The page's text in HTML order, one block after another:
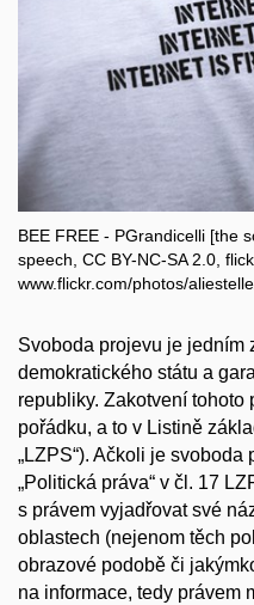
BEE FREE - PGrandicelli [the
speech, CC BY-NC-SA 2.0,
www.flickr.com/photos/
Svoboda projevu je jedním
demokratického státu a
republiky. Zakotvení
pořádku, a to v Listině
„LZPS“). Ačkoli je
„Politická práva“ v čl. 17
s právem vyjadřovat své
oblastech (nejenom těch
obrazové podobě či
na informace, tedy právem